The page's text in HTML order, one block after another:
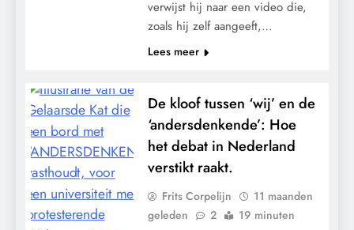
SDG 2: Geen Honger – of de macht over
ons voedsel?
verwijst hij naar een video die,
zoals hij zelf aangeeft,…
Lees meer
De kloof tussen ‘wij’ en de
‘andersdenkende’: Hoe
het debat in Nederland
verstikt raakt.
Frits Corpelijn
11 maanden
geleden
2 19 minuten